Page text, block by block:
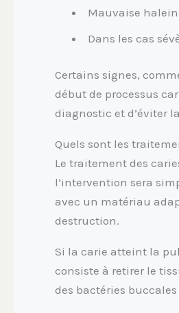
Mauvaise
Dans les cas
Certains signes,
début de processus
diagnostic et d’éviter
Quels sont les
Le traitement des
l’intervention sera
avec un matériau
destruction.
Si la carie atteint la
consiste à retirer le
des bactéries